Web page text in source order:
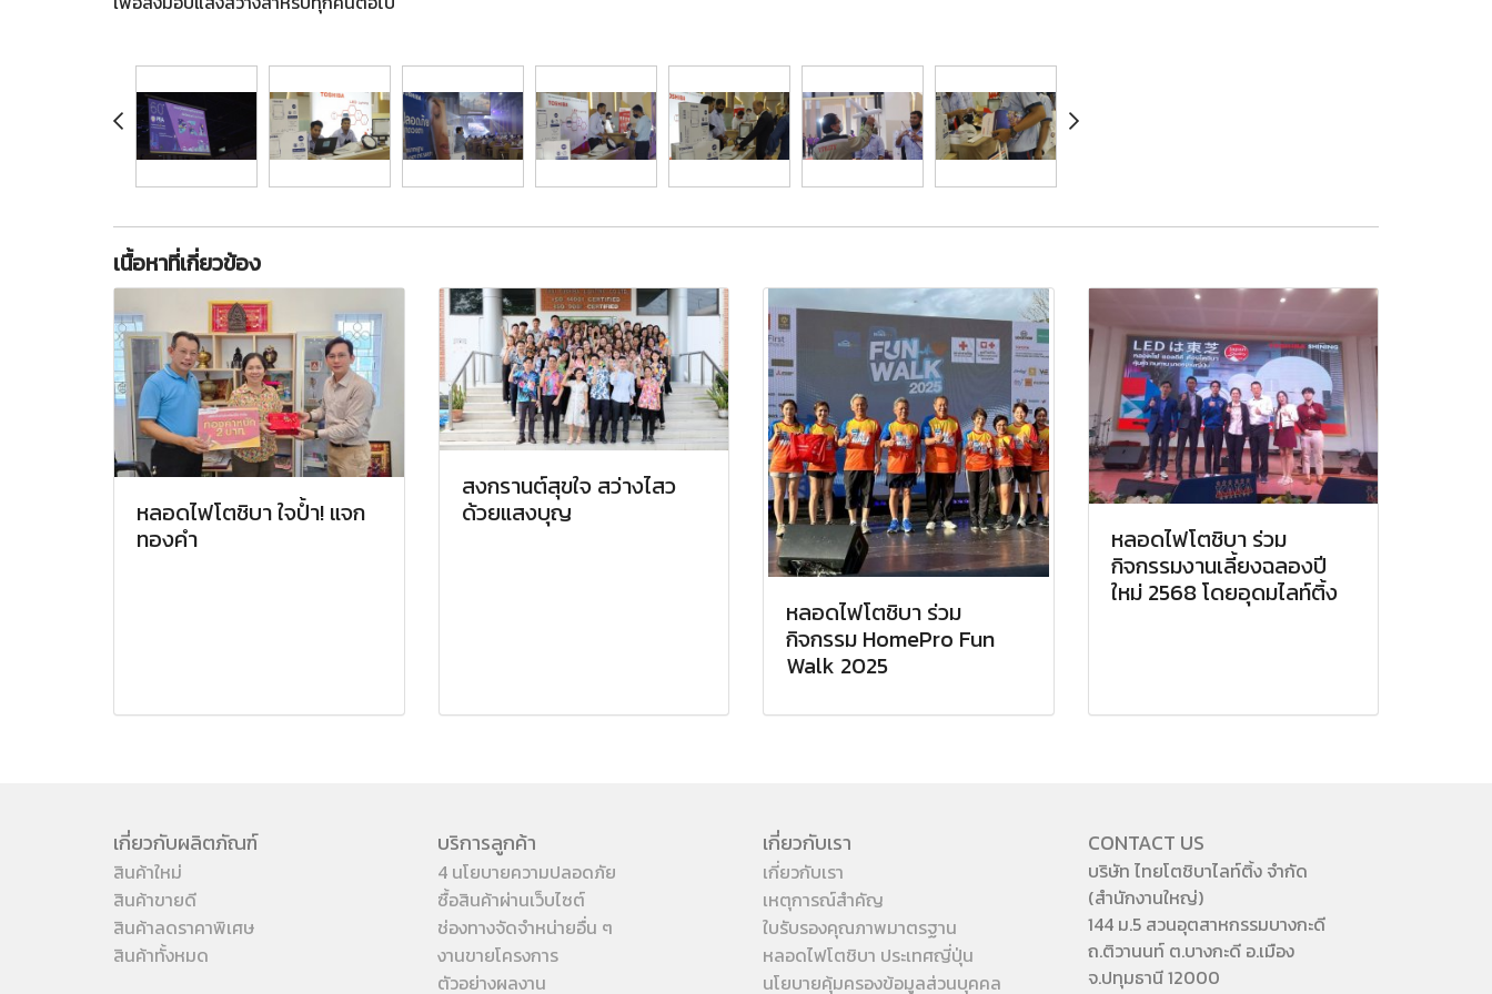
เนื้อหาที่เกี่ยวข้อง
หลอดไฟโตชิบา ใจป้ำ! แจก
ทองคำ
สงกรานต์สุขใจ สว่างไสว
ด้วยแสงบุญ
หลอดไฟโตชิบา ร่วม
กิจกรรม HomePro Fun
Walk 2025
หลอดไฟโตชิบา ร่วม
กิจกรรมงานเลี้ยงฉลองปี
ใหม่ 2568 โดยอุดมไลท์ติ้ง
เกี่ยวกับผลิตภัณฑ์
สินค้าใหม่
สินค้าขายดี
สินค้าลดราคาพิเศษ
สินค้าทั้งหมด
บริการลูกค้า
4 นโยบายความปลอดภัย
ซื้อสินค้าผ่านเว็บไซต์
ช่องทางจัดจำหน่ายอื่น ๆ
งานขายโครงการ
ตัวอย่างผลงาน
เกี่ยวกับเรา
เกี่ยวกับเรา
เหตุการณ์สำคัญ
ใบรับรองคุณภาพมาตรฐาน
หลอดไฟโตชิบา ประเทศญี่ปุ่น
นโยบายคุ้มครองข้อมูลส่วนบุคคล
CONTACT US
บริษัท ไทยโตชิบาไลท์ติ้ง จำกัด
(สำนักงานใหญ่)
144 ม.5 สวนอุตสาหกรรมบางกะดี
ถ.ติวานนท์ ต.บางกะดี อ.เมือง
จ.ปทุมธานี 12000